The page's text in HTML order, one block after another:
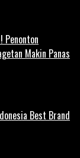
Penonton
Makin Panas
Best Brand